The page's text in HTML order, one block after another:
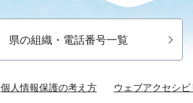
県の組織・電話番号一覧
個人情報保護の考え方 ウェブアクセシ